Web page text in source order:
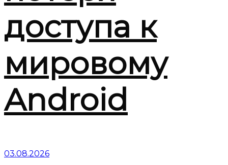
доступа к
мировому
Android
03.08.2026